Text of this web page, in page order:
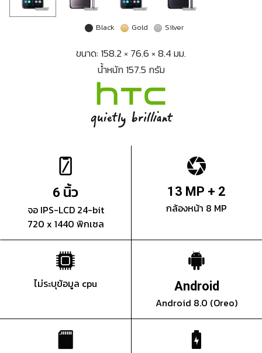
Black Gold Silver
ขนาด: 158.2 × 76.6 × 8.4 มม.
น้ำหนัก 157.5 กรัม
6 นิ้ว
จอ IPS-LCD 24-bit
720 x 1440 พิกเซล
13 MP + 2
กล้องหน้า 8 MP
ไม่ระบุข้อมูล cpu Android
Android 8.0 (Oreo)